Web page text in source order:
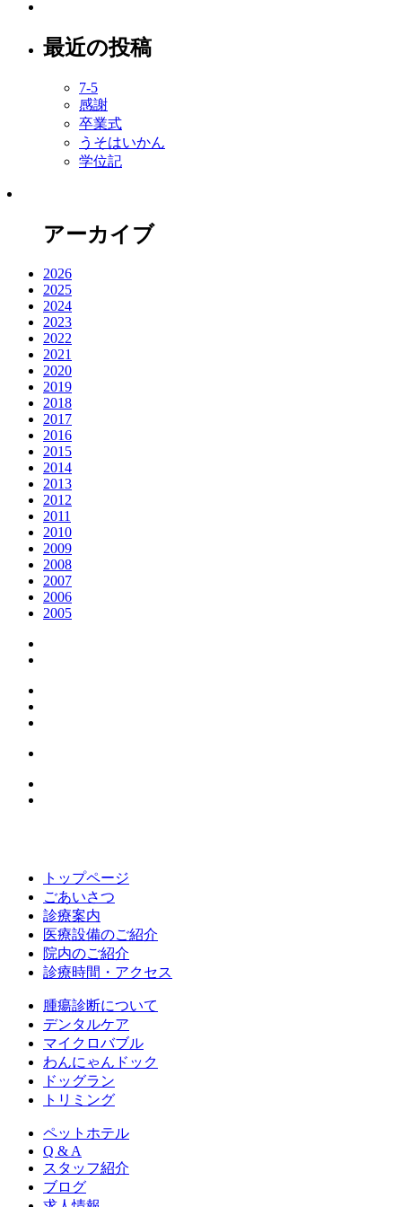
最近の投稿
7-5
感謝
卒業式
うそはいかん
学位記
アーカイブ
2026
2025
2024
2023
2022
2021
2020
2019
2018
2017
2016
2015
2014
2013
2012
2011
2010
2009
2008
2007
2006
2005
トップページ
ごあいさつ
診療案内
医療設備のご紹介
院内のご紹介
診療時間・アクセス
腫瘍診断について
デンタルケア
マイクロバブル
わんにゃんドック
ドッグラン
トリミング
ペットホテル
Q & A
スタッフ紹介
ブログ